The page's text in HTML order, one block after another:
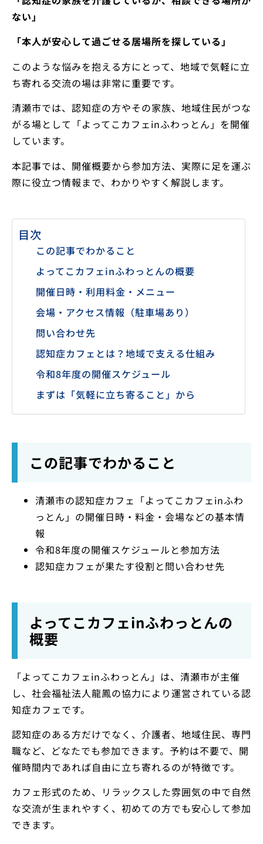
ない」
「本人が安心して過ごせる居場所を探している」
このような悩みを抱える方にとって、地域で気軽に立
ち寄れる交流の場は非常に重要です。
清瀬市では、認知症の方やその家族、地域住民がつな
がる場として「よってこカフェinふわっとん」を開催
しています。
本記事では、開催概要から参加方法、実際に足を運ぶ
際に役立つ情報まで、わかりやすく解説します。
目次
この記事でわかること
よってこカフェinふわっとんの概要
開催日時・利用料金・メニュー
会場・アクセス情報（駐車場あり）
問い合わせ先
認知症カフェとは？地域で支える仕組み
令和8年度の開催スケジュール
まずは「気軽に立ち寄ること」から
この記事でわかること
清瀬市の認知症カフェ「よってこカフェinふわ
っとん」の開催日時・料金・会場などの基本情
報
令和8年度の開催スケジュールと参加方法
認知症カフェが果たす役割と問い合わせ先
よってこカフェinふわっとんの
概要
「よってこカフェinふわっとん」は、清瀬市が主催
し、社会福祉法人龍鳳の協力により運営されている認
知症カフェです。
認知症のある方だけでなく、介護者、地域住民、専門
職など、どなたでも参加できます。予約は不要で、開
催時間内であれば自由に立ち寄れるのが特徴です。
カフェ形式のため、リラックスした雰囲気の中で自然
な交流が生まれやすく、初めての方でも安心して参加
できます。